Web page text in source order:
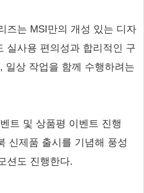
즈는 MSI만의 개성 있는 디자
실사용 편의성과 합리적인 구
일상 작업을 함께 수행하려는
트 및 상품평 이벤트 진행
신제품 출시를 기념해 풍성
션도 진행한다.